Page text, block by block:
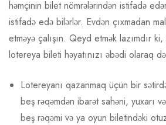
həmçinin bilet nömrələrindən istifadə
istifadə edə bilərlər. Evdən çıxmadan
etməyə çalışın. Qeyd etmək lazımdır ki,
lotereya bileti həyatınızı əbədi olaraq
Lotereyanı qazanmaq üçün bir
beş rəqəmdən ibarət sahəni, yuxarı
beş rəqəmi və ya oyun biletindəki otuz